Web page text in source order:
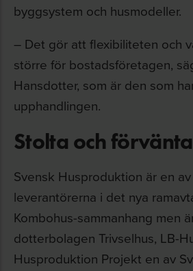
byggsystem och husmodeller.
– Det gör att flexibiliteten och
större för bostadsföretagen,
Hansdotter, som är den som
upphandlingen.
Stolta och
Svensk Husproduktion är en
leverantörerna i det nya
Kombohus-sammanhang men
dotterbolagen Trivselhus, LB-
Husproduktion Projekt en av